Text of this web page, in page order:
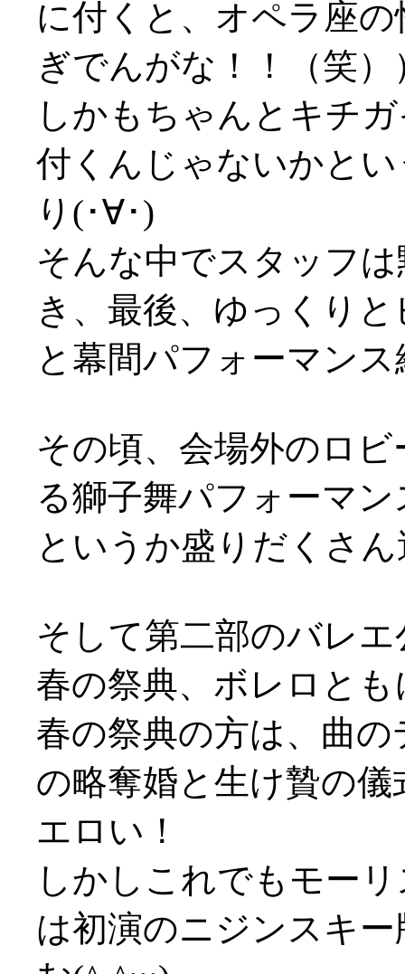
に付くと、オペラ座
ぎでんがな！！（笑）
しかもちゃんとキチ
付くんじゃないかと
り(･∀･)
そんな中でスタッフ
き、最後、ゆっくり
と幕間パフォーマン
その頃、会場外のロ
る獅子舞パフォーマ
というか盛りだくさ
そして第二部のバレエ
春の祭典、ボレロと
春の祭典の方は、曲
の略奪婚と生け贄の
エロい！
しかしこれでもモー
は初演のニジンスキ